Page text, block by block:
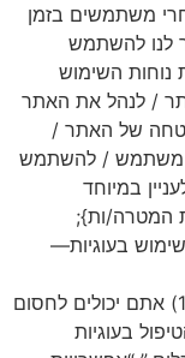
בזמן
להשתמש
השימוש
לנהל את האתר
של האתר /
/ להשתמש
במיוחד
ות};
בעוגיות—
אקספלורר (גרסה 10) אתם יכולים לחסום
בעוגיות